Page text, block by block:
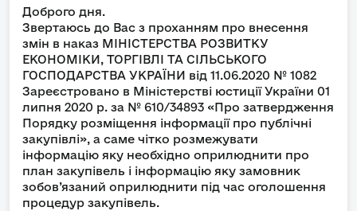
Доброго дня.
Звертаюсь до Вас з проханням про внесення
змін в наказ МІНІСТЕРСТВА РОЗВИТКУ
ЕКОНОМІКИ, ТОРГІВЛІ ТА СІЛЬСЬКОГО
ГОСПОДАРСТВА УКРАЇНИ від 11.06.2020 № 1082
Зареєстровано в Міністерстві юстиції України 01
липня 2020 р. за № 610/34893 «Про затвердження
Порядку розміщення інформації про публічні
закупівлі», а саме чітко розмежувати
інформацію яку необхідно оприлюднити про
план закупівель і інформацію яку замовник
зобов’язаний оприлюднити під час оголошення
процедур закупівель.